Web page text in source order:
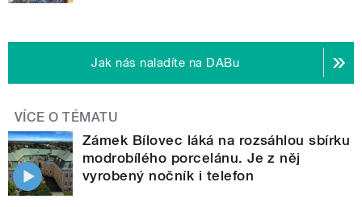
Jak nás naladíte na DABu
VÍCE O TÉMATU
Zámek Bílovec láká na rozsáhlou sbírku
modrobílého porcelánu. Je z něj
vyrobený nočník i telefon